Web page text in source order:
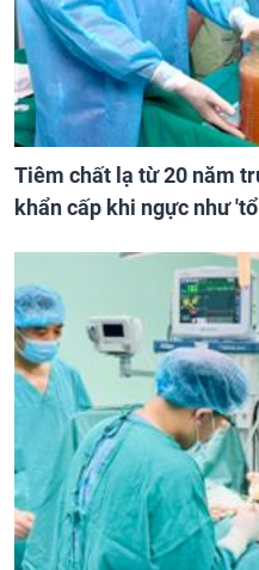
Tiêm chất lạ từ 20 năm
khẩn cấp khi ngực như